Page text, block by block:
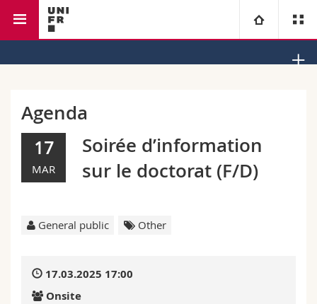
Campus
Research
Theology
Law
Education
You are
Prospective students
Researchers
Ressources
Libraries
Institute of Law and Religion
Agenda
17
MAR
Soirée d’information
sur le doctorat (F/D)
General public Other
17.03.2025 17:00
Onsite